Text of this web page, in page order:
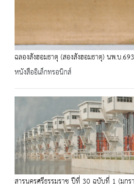
ฉลองสังฮอมธาตุ (สองสังฮอมธาตุ) นพ.บ
หนังสืออิเล็กทรอนิกส์
สารนครศรีธรรมราช ปีที่ 30 ฉบับที่ 1 (มก